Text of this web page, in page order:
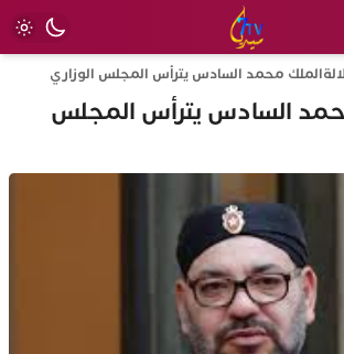
محمد السادس يترأس المجلس الوزاري
السادس يترأس المجلس